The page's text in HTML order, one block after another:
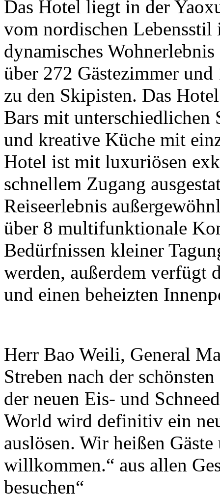
Das Hotel liegt in der
vom nordischen
dynamisches
über 272 Gästezimmer
zu den Skipisten. Das
Bars mit unterschiedlichen
und kreative Küche mit
Hotel ist mit luxuriösen
schnellem Zugang
Reiseerlebnis
über 8 multifunktionale
Bedürfnissen kleiner
werden, außerdem verfügt
und einen beheizten
Herr Bao Weili, General
Streben nach der
der neuen Eis- und
World wird definitiv ein
auslösen. Wir heißen
willkommen.“ aus allen
besuchen“